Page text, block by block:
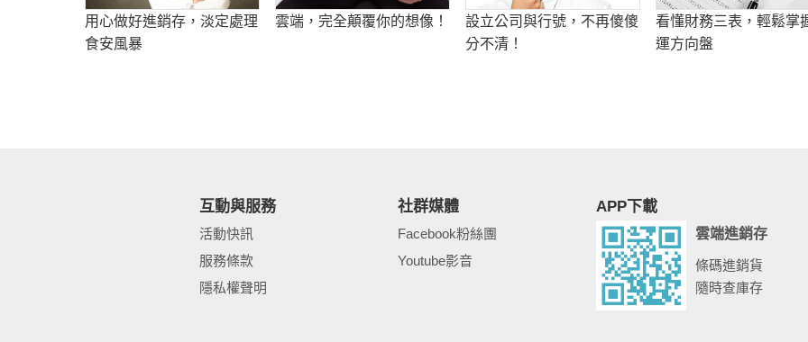
用心做好進銷存，淡定處理
食安風暴
雲端，完全顛覆你的想像！
設立公司與行號，不再傻傻
分不清！
看懂財務三表，輕鬆掌
運方向盤
互動與服務
活動快訊
服務條款
隱私權聲明
社群媒體
Facebook粉絲團
Youtube影音
APP下載
雲端進銷存
條碼進銷貨
隨時查庫存